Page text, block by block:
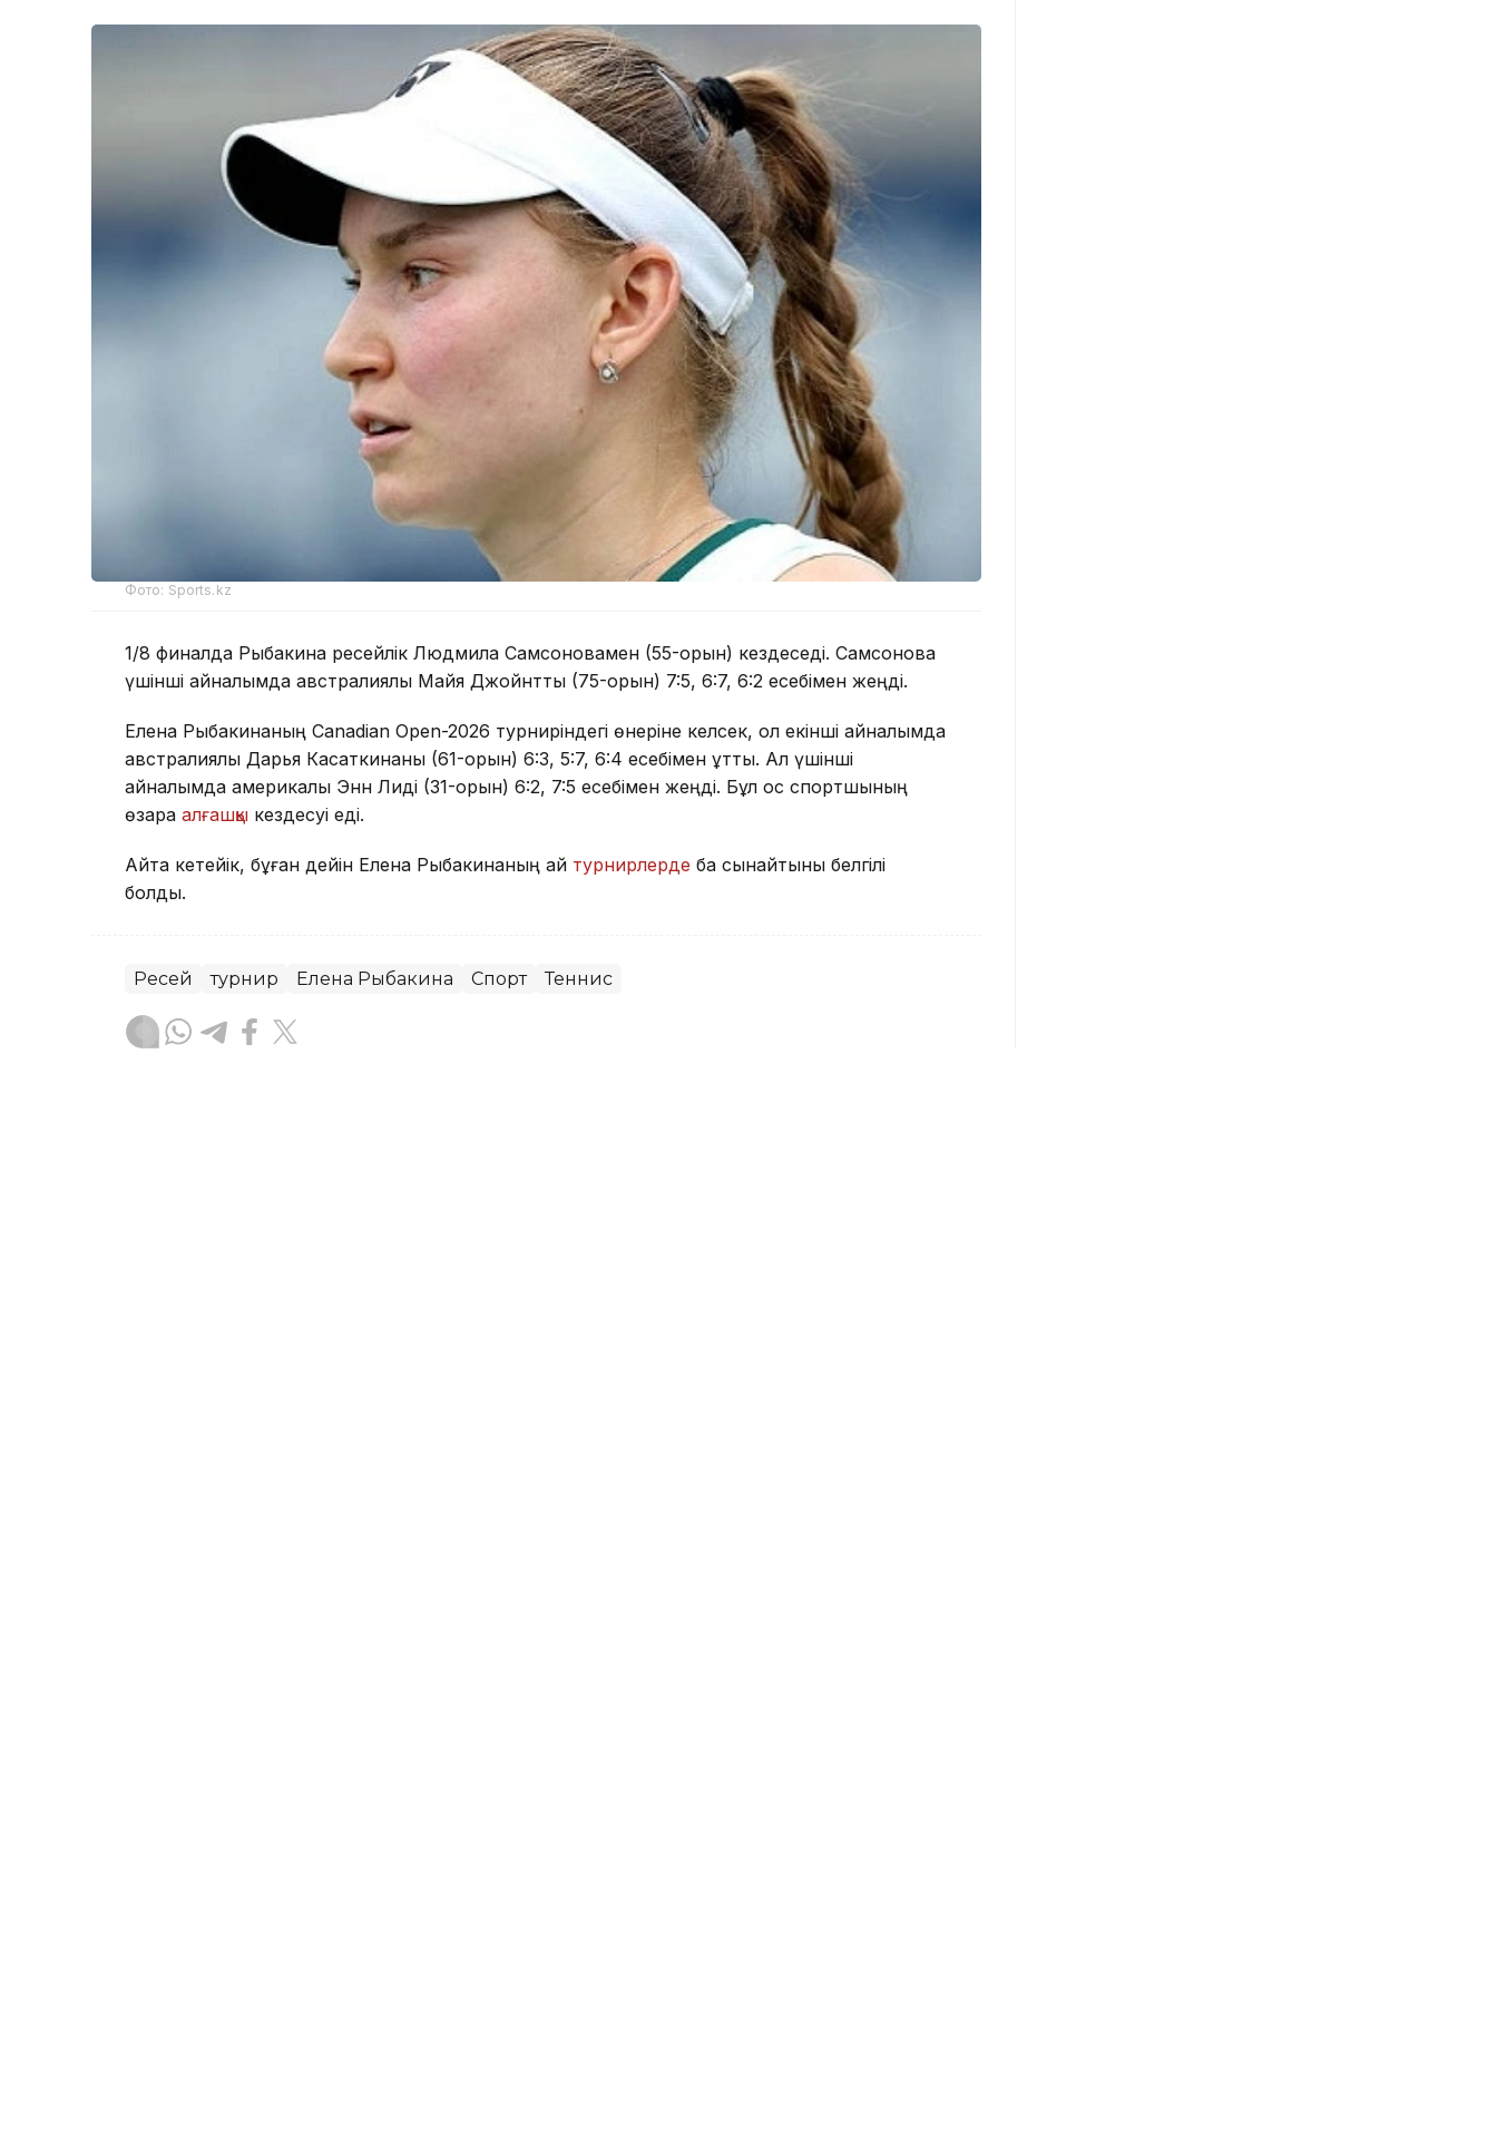
Фото: Sports.kz
1/8 финалда Рыбакина ресейлік Людмила Самсоновамен (55-орын) кездеседі. Самсонова
үшінші айналымда австралиялық Майя Джойнтты (75-орын) 7:5, 6:7, 6:2 есебімен жеңді.
Елена Рыбакинаның Canadian Open-2026 турниріндегі өнеріне келсек, ол екінші айналымда
австралиялық Дарья Касаткинаны (61-орын) 6:3, 5:7, 6:4 есебімен ұтты. Ал үшінші
айналымда америкалық Энн Лиді (31-орын) 6:2, 7:5 есебімен жеңді. Бұл қос спортшының
өзара алғашқы кездесуі еді.
Айта кетейік, бұған дейін Елена Рыбакинаның қай турнирлерде бақ сынайтыны белгілі
болды.
Ресей турнир Елена Рыбакина Спорт Теннис